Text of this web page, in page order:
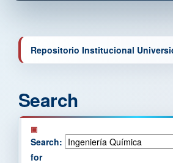
Repositorio Institucional
Search
Search:
for